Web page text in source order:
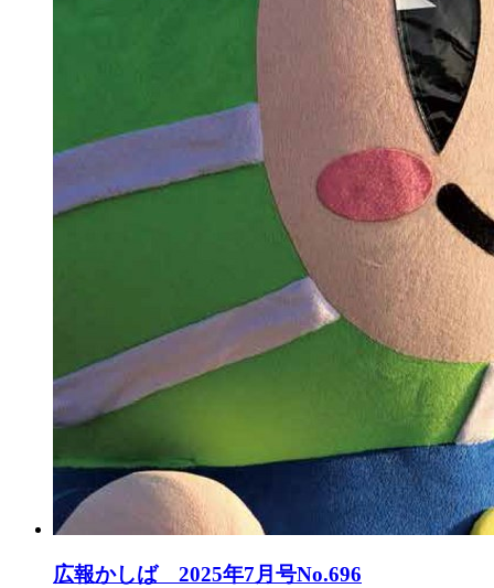
広報かしば 2025年7月号No.696